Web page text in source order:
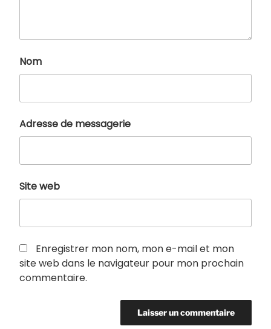
Nom
Adresse de messagerie
Site web
Enregistrer mon nom, mon e-mail et mon
site web dans le navigateur pour mon prochain
commentaire.